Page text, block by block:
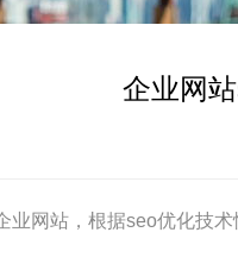
企业网
业网站，根据seo优化技术